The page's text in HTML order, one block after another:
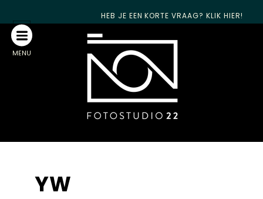
MENU
HEB JE EEN KORTE VRAAG? KLIK HIER!
YW